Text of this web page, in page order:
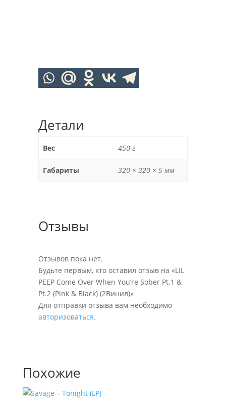
Детали
Вес 450 г
Габариты 320 × 320 × 5 мм
Отзывы
Отзывов пока нет.
Будьте первым, кто оставил отзыв на «LIL
PEEP Come Over When You’re Sober Pt.1 &
Pt.2 (Pink & Black) (2Винил)»
Для отправки отзыва вам необходимо
авторизоваться.
Похожие